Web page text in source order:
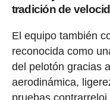
tradición de
El equipo también
reconocida como
del pelotón gracias
aerodinámica,
pruebas